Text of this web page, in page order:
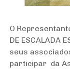
O
DE ESCALADA
seus
participar da